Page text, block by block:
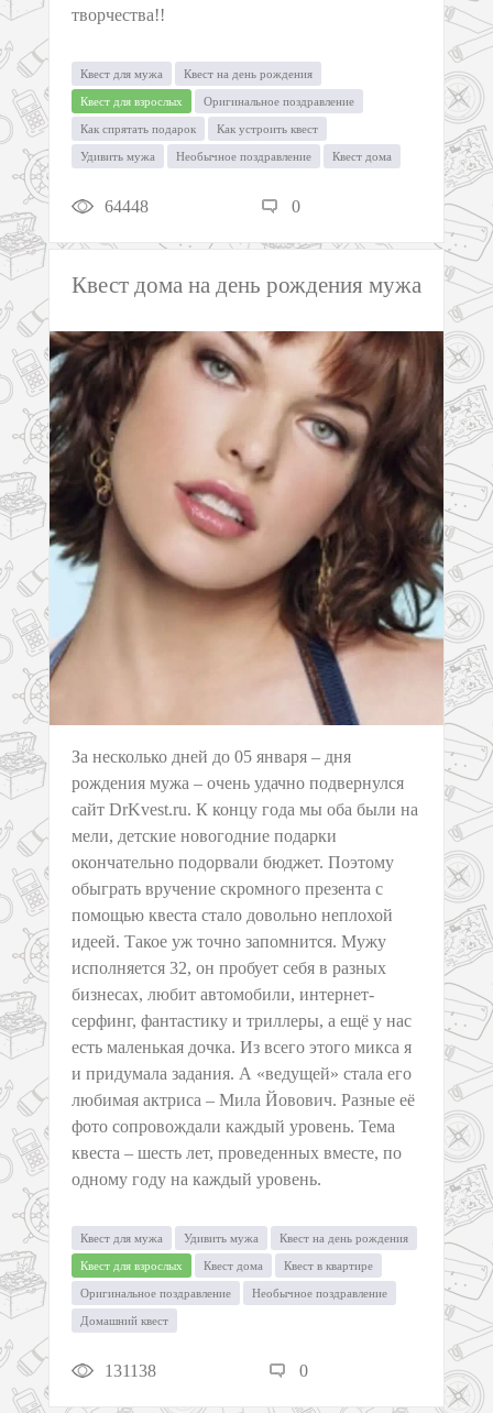
творчества!!
Квест для мужа Квест на день рождения
Квест для взрослых Оригинальное поздравление
Как спрятать подарок Как устроить квест
Удивить мужа Необычное поздравление Квест дома
64448 0
Квест дома на день рождения мужа
За несколько дней до 05 января – дня
рождения мужа – очень удачно подвернулся
сайт DrKvest.ru. К концу года мы оба были на
мели, детские новогодние подарки
окончательно подорвали бюджет. Поэтому
обыграть вручение скромного презента с
помощью квеста стало довольно неплохой
идеей. Такое уж точно запомнится. Мужу
исполняется 32, он пробует себя в разных
бизнесах, любит автомобили, интернет-
серфинг, фантастику и триллеры, а ещё у нас
есть маленькая дочка. Из всего этого микса я
и придумала задания. А «ведущей» стала его
любимая актриса – Мила Йовович. Разные её
фото сопровождали каждый уровень. Тема
квеста – шесть лет, проведенных вместе, по
одному году на каждый уровень.
Квест для мужа Удивить мужа Квест на день рождения
Квест для взрослых Квест дома Квест в квартире
Оригинальное поздравление Необычное поздравление
Домашний квест
131138 0